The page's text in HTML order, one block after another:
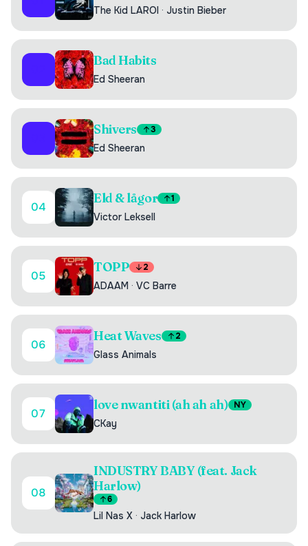
The Kid LAROI · Justin Bieber
Bad Habits
Ed Sheeran
Shivers 3
Ed Sheeran
04
Eld & lågor 1
Victor Leksell
05
TOPP 2
ADAAM · VC Barre
06
Heat Waves 2
Glass Animals
07
love nwantiti (ah ah ah) NY
CKay
08
INDUSTRY BABY (feat. Jack
Harlow)
6
Lil Nas X · Jack Harlow